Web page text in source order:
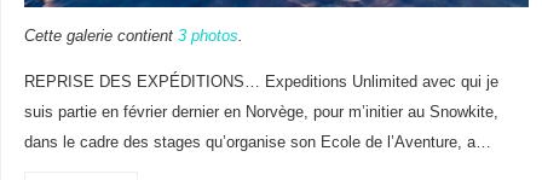
Cette galerie contient 3 photos
REPRISE DES EXPÉDITIONS… Expeditions Unlimited avec qui je
suis partie en février dernier en Norvège, pour m’initier au Snowkite,
dans le cadre des stages qu’organise son Ecole de l’Aventure, a…